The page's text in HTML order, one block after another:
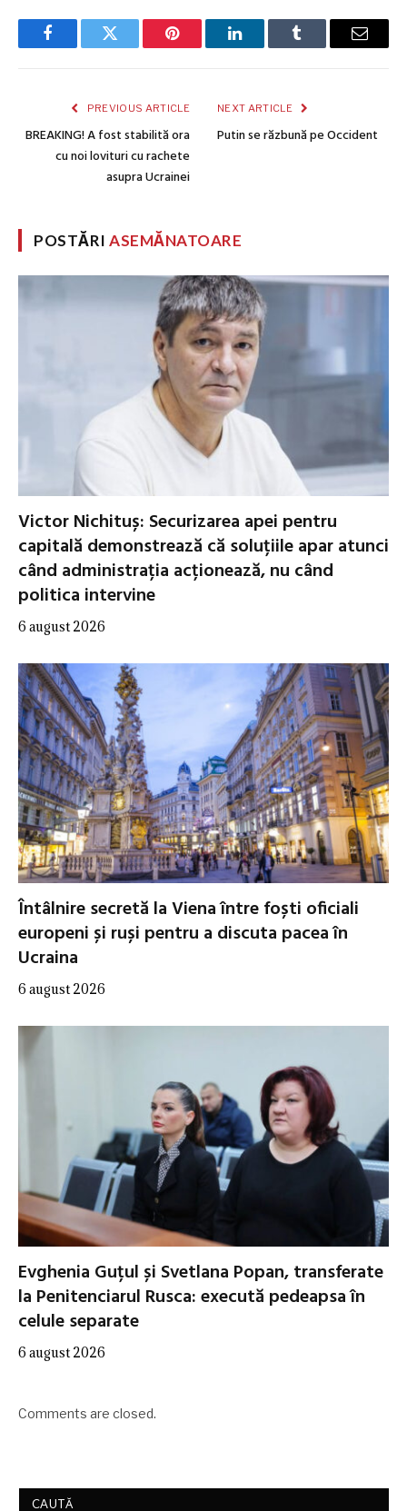
FacebookTwitter Pinterest LinkedInTumblr Email
PREVIOUS ARTICLE
BREAKING! A fost stabilită ora
cu noi lovituri cu rachete
asupra Ucrainei
NEXT ARTICLE
Putin se răzbună pe Occident
POSTĂRIASEMĂNATOARE
Victor Nichituș: Securizarea apei pentru
capitală demonstrează că soluțiile apar atunci
când administrația acționează, nu când
politica intervine
6 august 2026
Întâlnire secretă la Viena între foști oficiali
europeni și ruși pentru a discuta pacea în
Ucraina
6 august 2026
Evghenia Guțul și Svetlana Popan, transferate
la Penitenciarul Rusca: execută pedeapsa în
celule separate
6 august 2026
Comments are closed.
CAUTĂ